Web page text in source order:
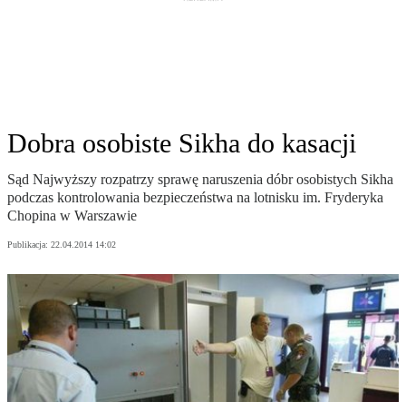
Dobra osobiste Sikha do kasacji
Sąd Najwyższy rozpatrzy sprawę naruszenia dóbr osobistych Sikha
podczas kontrolowania bezpieczeństwa na lotnisku im. Fryderyka
Chopina w Warszawie
Publikacja: 22.04.2014 14:02